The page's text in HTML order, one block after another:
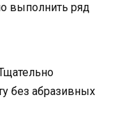
выполнить ряд
без абразивных